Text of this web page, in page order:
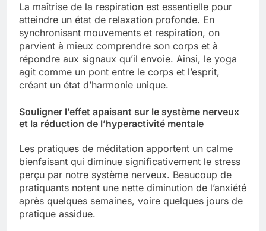
La maîtrise de la respiration est essentielle pour
atteindre un état de relaxation profonde. En
synchronisant mouvements et respiration, on
parvient à mieux comprendre son corps et à
répondre aux signaux qu’il envoie. Ainsi, le yoga
agit comme un pont entre le corps et l’esprit,
créant un état d’harmonie unique.
Souligner l’effet apaisant sur le système nerveux
et la réduction de l’hyperactivité mentale
Les pratiques de méditation apportent un calme
bienfaisant qui diminue significativement le stress
perçu par notre système nerveux. Beaucoup de
pratiquants notent une nette diminution de l’anxiété
après quelques semaines, voire quelques jours de
pratique assidue.